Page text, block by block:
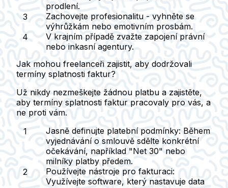
prodlení.
Zachovejte profesionalitu - vyhněte se
výhrůžkám nebo emotivním prosbám.
V krajním případě zvažte zapojení právní
nebo inkasní agentury.
Jak mohou freelanceři zajistit, aby dodržovali
termíny splatnosti faktur?
Už nikdy nezmeškejte žádnou platbu a zajistěte,
aby termíny splatnosti faktur pracovaly pro vás, a
ne proti vám.
Jasně definujte platební podmínky: Během
vyjednávání o smlouvě sdělte konkrétní
očekávání, například "Net 30" nebo
milníky platby předem.
Používejte nástroje pro fakturaci:
Využívejte software, který nastavuje data